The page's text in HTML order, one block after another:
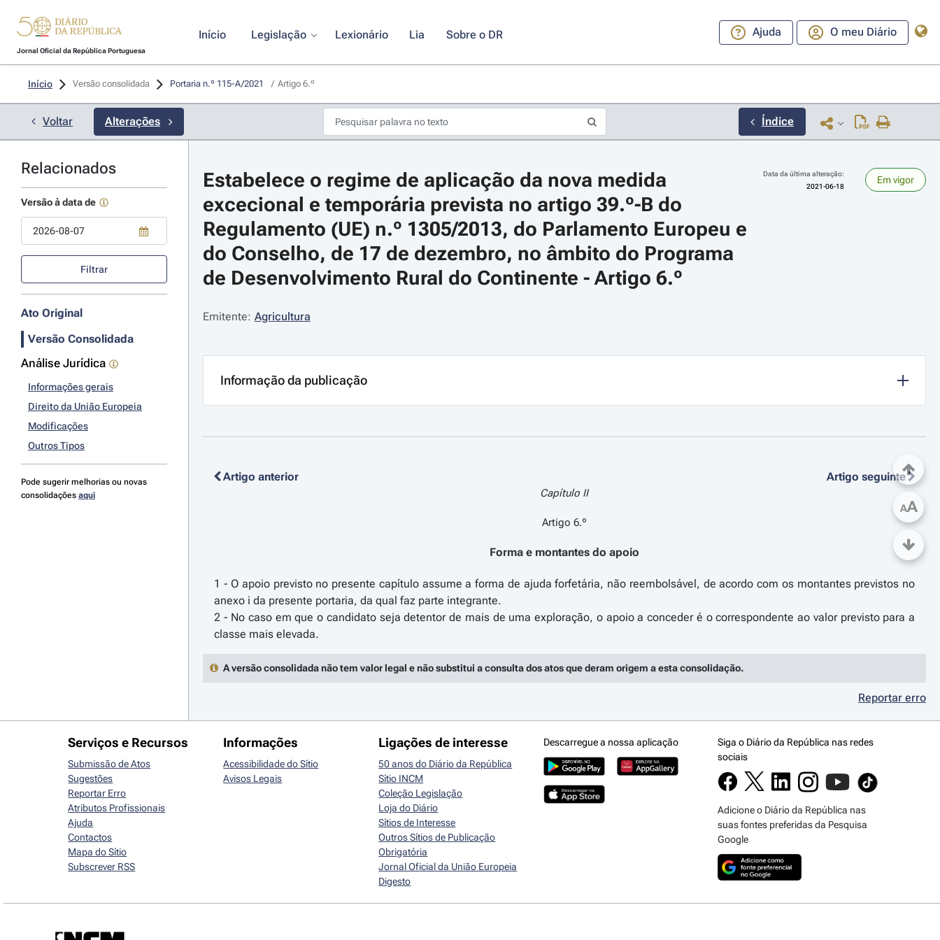
Jornal Oficial da República Portuguesa
Início Legislação Lexionário Lia Sobre o DR Ajuda O meu Diário
Início Versão consolidada Portaria n.º 115-A/2021 / Artigo 6.º
Voltar Alterações Índice
Relacionados
Versão à data de
Use a tecla de seta para baixo para abrir o calendário; Use as teclas de seta para navegar pelos dias do calendário; Use cmd ou ctrl + seta para a direita ou esquerda para navegar pelos meses; Use cmd ou ctrl +
Filtrar
Ato Original
Versão Consolidada
Análise Jurídica
Informações gerais
Direito da União Europeia
Modificações
Outros Tipos
Pode sugerir melhorias ou novas
consolidações aqui
Estabelece o regime de aplicação da nova medida
excecional e temporária prevista no artigo 39.º-B do
Regulamento (UE) n.º 1305/2013, do Parlamento Europeu e
do Conselho, de 17 de dezembro, no âmbito do Programa
de Desenvolvimento Rural do Continente - Artigo 6.º
Data da última alteração:
2021-06-18
Em vigor
Emitente: Agricultura
Informação da publicação
Artigo anterior Artigo seguinte
Capítulo II
Artigo 6.º
Forma e montantes do apoio
1 - O apoio previsto no presente capítulo assume a forma de ajuda forfetária, não reembolsável, de acordo com os montantes previstos no
anexo i da presente portaria, da qual faz parte integrante.
2 - No caso em que o candidato seja detentor de mais de uma exploração, o apoio a conceder é o correspondente ao valor previsto para a
A versão consolidada não tem valor legal e não substitui a consulta dos atos que deram origem a esta consolidação.
Reportar erro
AA
Serviços e Recursos
Submissão de Atos
Sugestões
Reportar Erro
Atributos Profissionais
Ajuda
Contactos
Mapa do Sítio
Subscrever RSS
Informações
Acessibilidade do Sítio
Avisos Legais
Ligações de interesse
50 anos do Diário da República
Sítio INCM
Coleção Legislação
Loja do Diário
Sítios de Interesse
Outros Sítios de Publicação
Obrigatória
Jornal Oficial da União Europeia
Digesto
Descarregue a nossa aplicação
Siga o Diário da República nas redes
sociais
Adicione o Diário da República nas
suas fontes preferidas da Pesquisa
Google